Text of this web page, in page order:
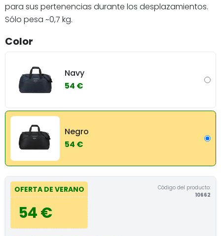
para sus pertenencias durante los desplazamientos.
Sólo pesa ~0,7 kg.
Color
Navy
54 €
Negro
54 €
OFERTA DE VERANO
54 €
Código del producto:
10662